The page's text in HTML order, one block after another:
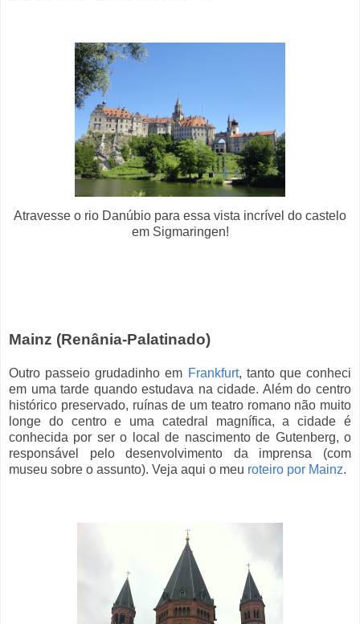
Atravesse o rio Danúbio para essa vista incrível do castelo
em Sigmaringen!
Mainz (Renânia-Palatinado)
Outro passeio grudadinho em Frankfurt, tanto que conheci
em uma tarde quando estudava na cidade. Além do centro
histórico preservado, ruínas de um teatro romano não muito
longe do centro e uma catedral magnífica, a cidade é
conhecida por ser o local de nascimento de Gutenberg, o
responsável pelo desenvolvimento da imprensa (com
museu sobre o assunto). Veja aqui o meu roteiro por Mainz.